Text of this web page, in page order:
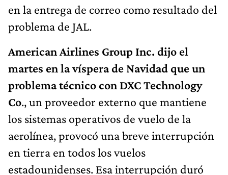
en la entrega de correo como resultado del
problema de JAL.
American Airlines Group Inc. dijo el
martes en la víspera de Navidad que un
problema técnico con DXC Technology
Co., un proveedor externo que mantiene
los sistemas operativos de vuelo de la
aerolínea, provocó una breve interrupción
en tierra en todos los vuelos
estadounidenses. Esa interrupción duró